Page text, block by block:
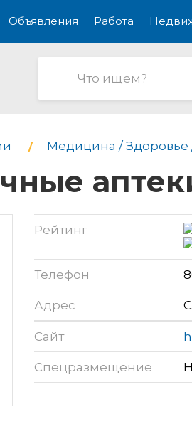
Объявления Работа
Медицина / Здоровье
Рейтинг
Телефон
Адрес
Сайт
Спецразмещение